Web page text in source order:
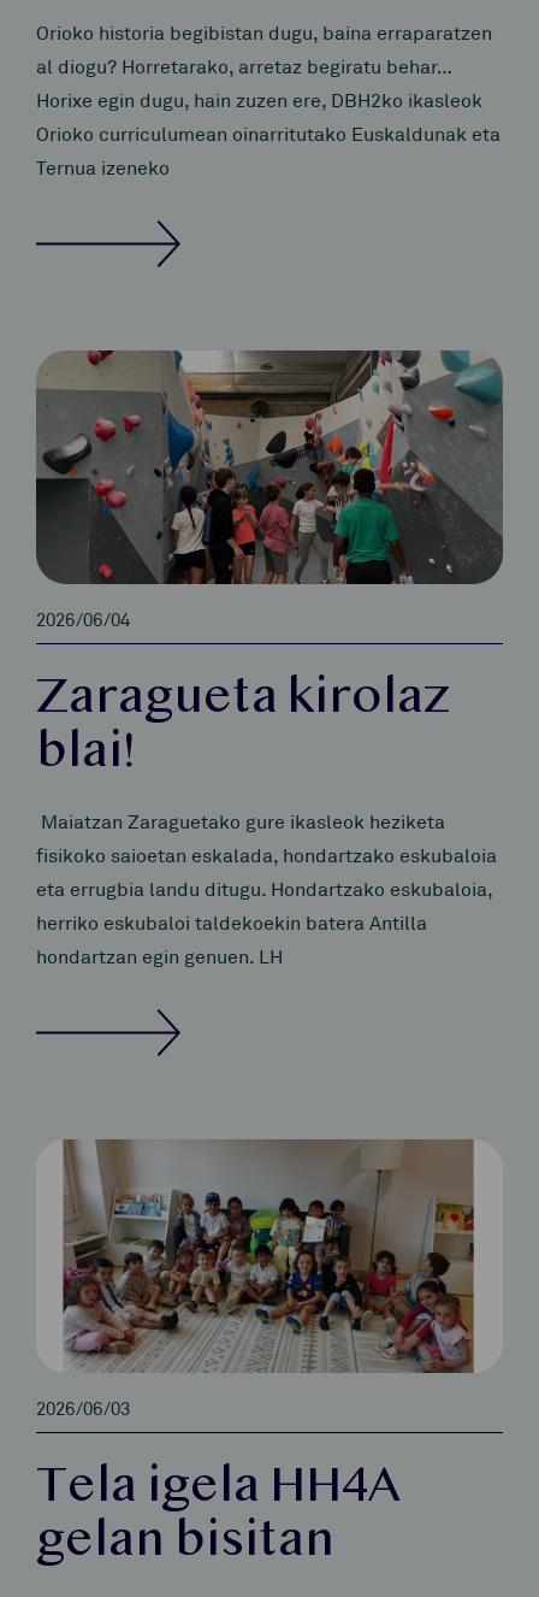
Orioko historia begibistan dugu, baina erraparatzen
al diogu? Horretarako, arretaz begiratu behar…
Horixe egin dugu, hain zuzen ere, DBH2ko ikasleok
Orioko curriculumean oinarritutako Euskaldunak eta
Ternua izeneko
2026/06/04
Zaragueta kirolaz
blai!
Maiatzan Zaraguetako gure ikasleok heziketa
fisikoko saioetan eskalada, hondartzako eskubaloia
eta errugbia landu ditugu. Hondartzako eskubaloia,
herriko eskubaloi taldekoekin batera Antilla
hondartzan egin genuen. LH
2026/06/03
Tela igela HH4A
gelan bisitan